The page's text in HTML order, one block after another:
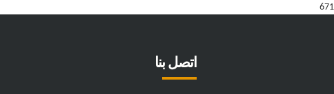
671
اتصل بنا